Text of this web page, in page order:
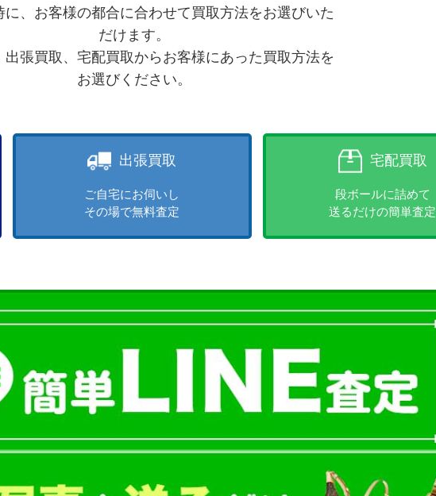
に、お客様の都合に合わせて買取方法をお選びいた
だけます。
出張買取、宅配買取からお客様にあった買取方法を
お選びください。
出張買取
ご自宅にお伺いし
その場で無料査定
宅配買取
段ボールに詰めて
送るだけの簡単査定